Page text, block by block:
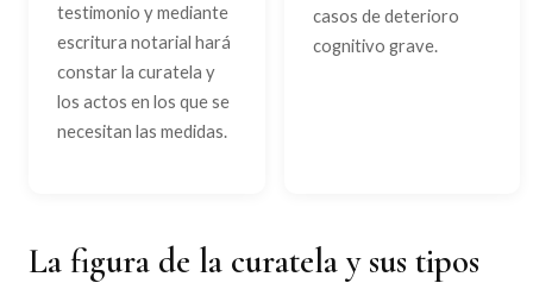
testimonio y mediante
escritura notarial hará
constar la curatela y
los actos en los que se
necesitan las medidas.
casos de deterioro
cognitivo grave.
La figura de la curatela y sus tipos